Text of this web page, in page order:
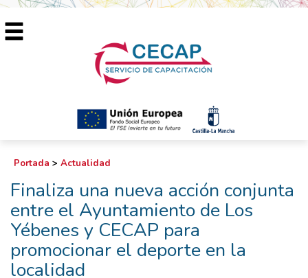
Portada > Actualidad
Finaliza una nueva acción conjunta
entre el Ayuntamiento de Los
Yébenes y CECAP para
promocionar el deporte en la
localidad